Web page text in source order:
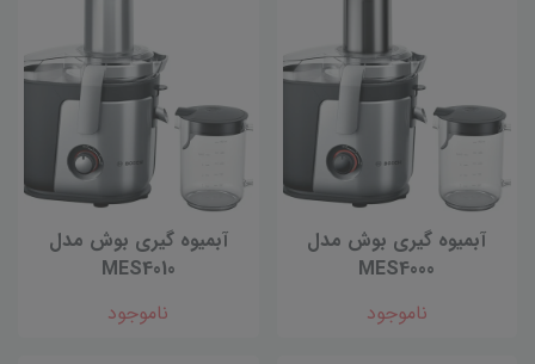
آبمیوه گیری بوش مدل
MES4000
ناموجود
آبمیوه گیری بوش مدل
MES4010
ناموجود